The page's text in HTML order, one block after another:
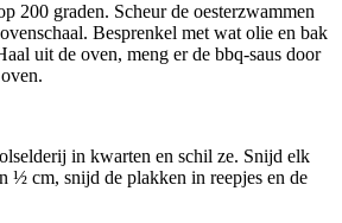
200 graden. Scheur de oesterzwammen
Besprenkel met wat olie en bak
uit de oven, meng er de bbq-saus door
in kwarten en schil ze. Snijd elk
½ cm, snijd de plakken in reepjes en de